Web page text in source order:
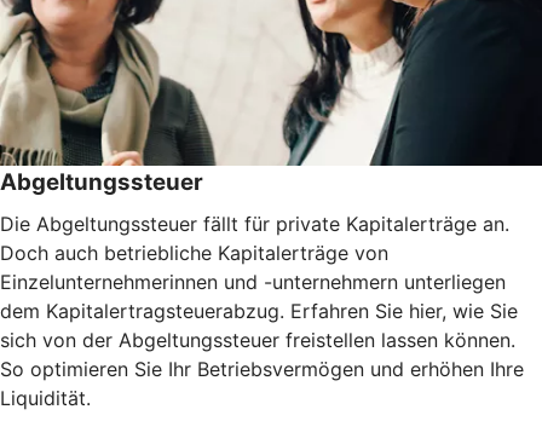
Abgeltungssteuer
Die Abgeltungssteuer fällt für private Kapitalerträge an.
Doch auch betriebliche Kapitalerträge von
Einzelunternehmerinnen und -unternehmern unterliegen
dem Kapitalertragsteuerabzug. Erfahren Sie hier, wie Sie
sich von der Abgeltungssteuer freistellen lassen können.
So optimieren Sie Ihr Betriebsvermögen und erhöhen Ihre
Liquidität.